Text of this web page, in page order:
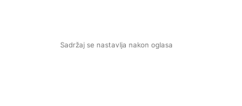
Sadržaj se nastavlja nakon oglasa